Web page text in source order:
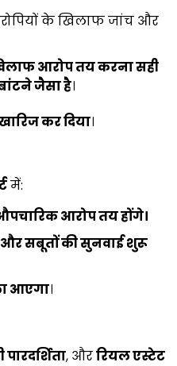
के खिलाफ जांच और
आरोप तय करना सही
जैसा है।
कर दिया।
में:
आरोप तय होंगे।
सबूतों की सुनवाई शुरू
आएगा।
, औररियल एस्टेट